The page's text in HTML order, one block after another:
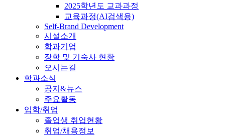
2025학년도 교과과정
교육과정(AI검색용)
Self-Brand Development
시설소개
학과기업
장학 및 기숙사 현황
오시는길
학과소식
공지&뉴스
주요활동
입학/취업
졸업생 취업현황
취업/채용정보